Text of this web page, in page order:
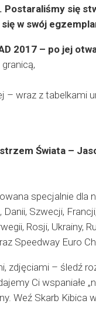
Postaraliśmy się
w swój
2017 – po jej
– wraz z tabelkami
Świata –
specjalnie dla
Szwecji,
Rosji, Ukrainy,
Speedway Euro
zdjęciami – śledź
Ci wspaniałe
Weź Skarb Kibica